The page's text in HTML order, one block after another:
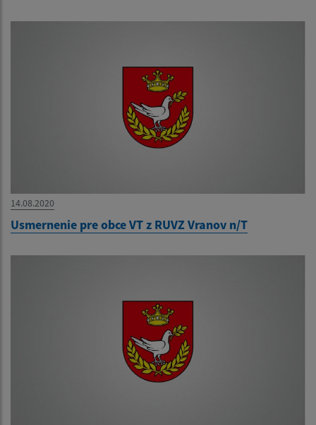
14.08.2020
Usmernenie pre obce VT z RUVZ Vranov n/T